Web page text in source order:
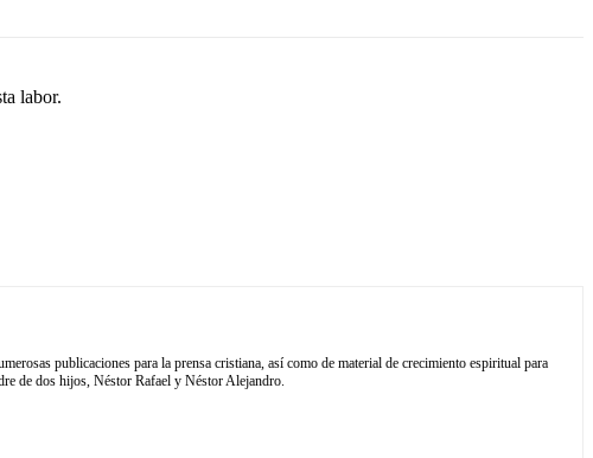
labor.
publicaciones para la prensa cristiana, así como de material de crecimiento espiritual para
de dos hijos, Néstor Rafael y Néstor Alejandro.